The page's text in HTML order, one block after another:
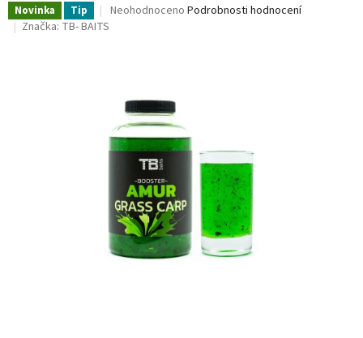
Novinka Tip
Průměrné
hvězdiček.
Neohodnoceno Podrobnosti hodnocení
Značka: TB- BAITS